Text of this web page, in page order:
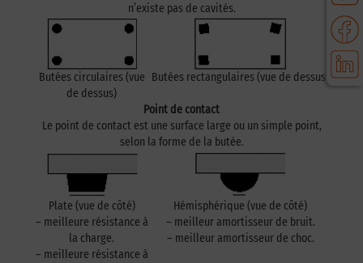
n’existe pas de cavités.
Butées circulaires (vue
de dessus)
Butées rectangulaires (vue de dessus)
Point de contact
Le point de contact est une surface large ou un simple point,
selon la forme de la butée.
Plate (vue de côté)
– meilleure résistance à
la charge.
– meilleure résistance à
Hémisphérique (vue de côté)
– meilleur amortisseur de bruit.
– meilleur amortisseur de choc.